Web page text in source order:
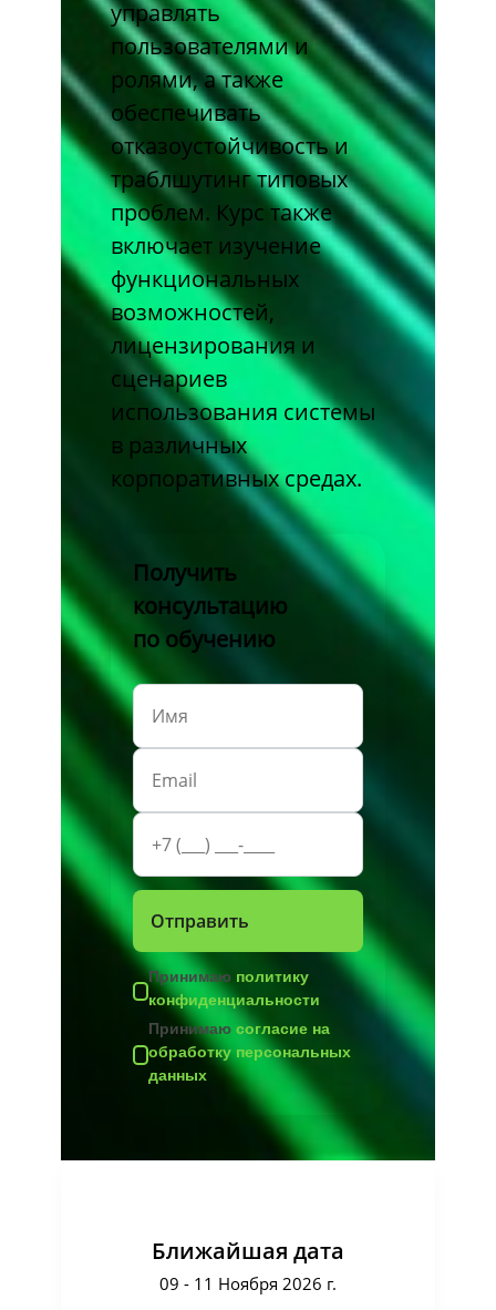
управлять
пользователями и
ролями, а также
обеспечивать
отказоустойчивость и
траблшутинг типовых
проблем. Курс также
включает изучение
функциональных
возможностей,
лицензирования и
сценариев
использования системы
в различных
корпоративных средах.
Получить
консультацию
по обучению
Принимаю политику
конфиденциальности
Принимаю согласие на
обработку персональных
данных
Ближайшая дата
09 - 11 Ноября 2026 г.